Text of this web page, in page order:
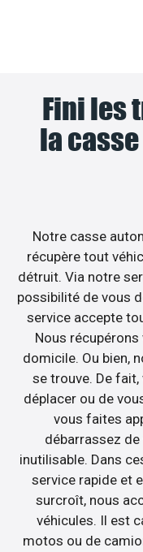
Fini les
la
Notre casse
récupère tout
détruit. Via notre
possibilité de vous
service accepte
Nous
domicile. Ou bien,
se trouve. De fait,
déplacer ou de
vous faites
débarrassez
inutilisable. Dans
service rapide et
surcroît, nous
véhicules. Il est
motos ou de